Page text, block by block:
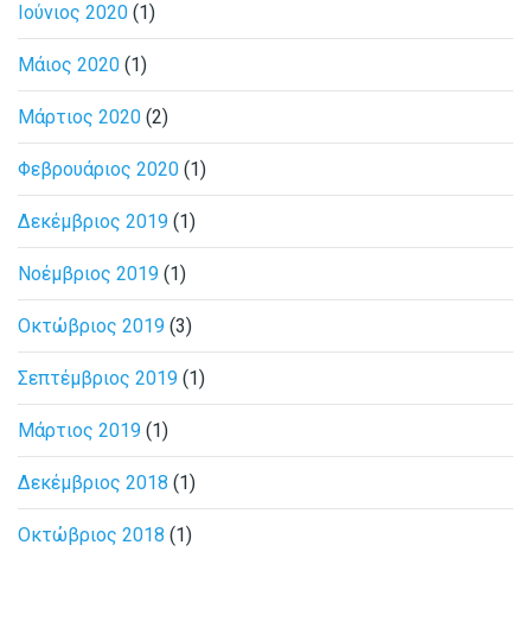
Ιούνιος 2020 (1)
Μάιος 2020 (1)
Μάρτιος 2020 (2)
Φεβρουάριος 2020 (1)
Δεκέμβριος 2019 (1)
Νοέμβριος 2019 (1)
Οκτώβριος 2019 (3)
Σεπτέμβριος 2019 (1)
Μάρτιος 2019 (1)
Δεκέμβριος 2018 (1)
Οκτώβριος 2018 (1)